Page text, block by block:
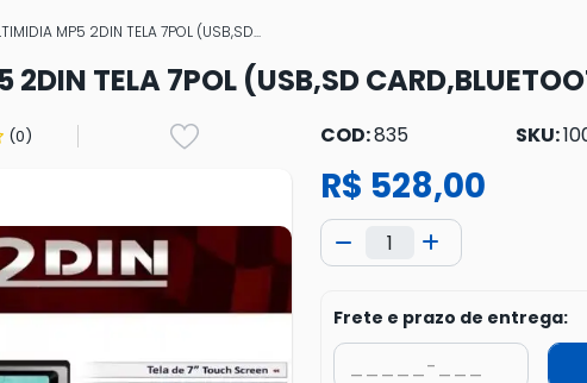
MP5 2DIN TELA 7POL (USB,SD...
TELA 7POL (USB,SD
(0) COD:835 SKU:
R$ 528,00
Frete e prazo de entrega: